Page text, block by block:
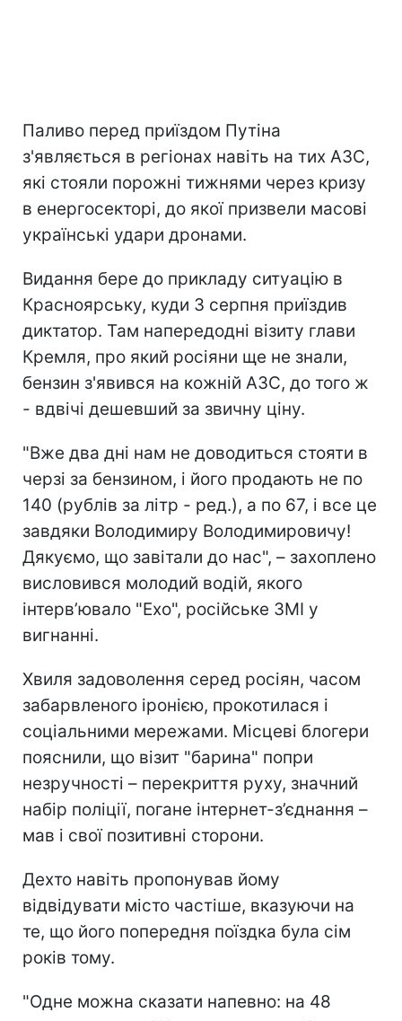
Паливо перед приїздом Путіна
з'являється в регіонах навіть на тих АЗС,
які стояли порожні тижнями через кризу
в енергосекторі, до якої призвели масові
українські удари дронами.
Видання бере до прикладу ситуацію в
Красноярську, куди 3 серпня приїздив
диктатор. Там напередодні візиту глави
Кремля, про який росіяни ще не знали,
бензин з'явився на кожній АЗС, до того ж
- вдвічі дешевший за звичну ціну.
"Вже два дні нам не доводиться стояти в
черзі за бензином, і його продають не по
140 (рублів за літр - ред.), а по 67, і все це
завдяки Володимиру Володимировичу!
Дякуємо, що завітали до нас", – захоплено
висловився молодий водій, якого
інтерв’ювало "Ехо", російське ЗМІ у
вигнанні.
Хвиля задоволення серед росіян, часом
забарвленого іронією, прокотилася і
соціальними мережами. Місцеві блогери
пояснили, що візит "барина" попри
незручності – перекриття руху, значний
набір поліції, погане інтернет-з’єднання –
мав і свої позитивні сторони.
Дехто навіть пропонував йому
відвідувати місто частіше, вказуючи на
те, що його попередня поїздка була сім
років тому.
"Одне можна сказати напевно: на 48